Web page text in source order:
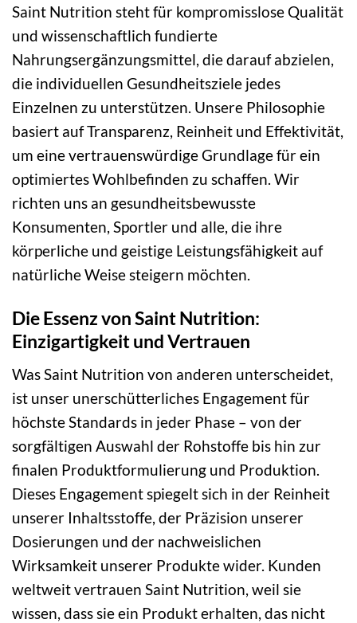
Saint Nutrition steht für kompromisslose Qualität
und wissenschaftlich fundierte
Nahrungsergänzungsmittel, die darauf abzielen,
die individuellen Gesundheitsziele jedes
Einzelnen zu unterstützen. Unsere Philosophie
basiert auf Transparenz, Reinheit und Effektivität,
um eine vertrauenswürdige Grundlage für ein
optimiertes Wohlbefinden zu schaffen. Wir
richten uns an gesundheitsbewusste
Konsumenten, Sportler und alle, die ihre
körperliche und geistige Leistungsfähigkeit auf
natürliche Weise steigern möchten.
Die Essenz von Saint Nutrition:
Einzigartigkeit und Vertrauen
Was Saint Nutrition von anderen unterscheidet,
ist unser unerschütterliches Engagement für
höchste Standards in jeder Phase – von der
sorgfältigen Auswahl der Rohstoffe bis hin zur
finalen Produktformulierung und Produktion.
Dieses Engagement spiegelt sich in der Reinheit
unserer Inhaltsstoffe, der Präzision unserer
Dosierungen und der nachweislichen
Wirksamkeit unserer Produkte wider. Kunden
weltweit vertrauen Saint Nutrition, weil sie
wissen, dass sie ein Produkt erhalten, das nicht